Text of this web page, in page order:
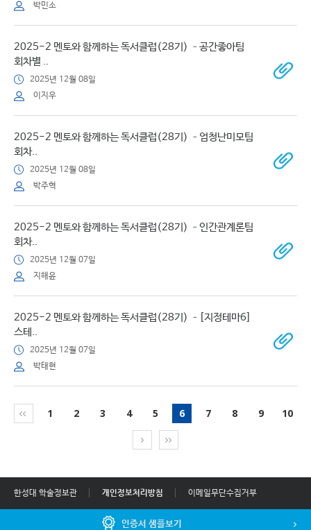
박민소
2025-2 멘토와 함께하는 독서클럽(28기) –공간좋아팀
회차별 ..
2025년 12월 08일
이지우
2025-2 멘토와 함께하는 독서클럽(28기) –엄청난미모팀
회차..
2025년 12월 08일
박주혁
2025-2 멘토와 함께하는 독서클럽(28기) –인간관계론팀
회차..
2025년 12월 07일
지해윤
2025-2 멘토와 함께하는 독서클럽(28기) –[지정테마6]
스테..
2025년 12월 07일
박태현
1 2 3 4 5 6 7 8 9 10
한성대 학술정보관 개인정보처리방침 이메일무단수집거부
인증서 샘플보기